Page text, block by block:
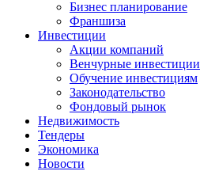
Бизнес планирование
Франшиза
Инвестиции
Акции компаний
Венчурные инвестиции
Обучение инвестициям
Законодательство
Фондовый рынок
Недвижимость
Тендеры
Экономика
Новости